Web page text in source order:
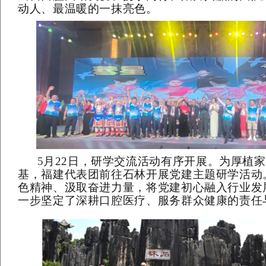
动人、最温暖的一抹亮色。
5月 22 日，研学交流活动有序开展。为厚植
基，福建代表团前往石林开展党建主题研学活
色精神、汲取奋进力量，将党建初心融入行业
一步坚定了深耕口腔医疗、服务群众健康的责任